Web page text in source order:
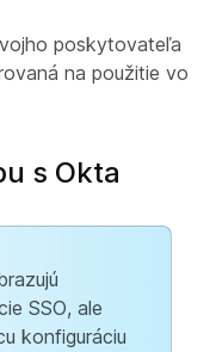
poskytovateľa
na použitie vo
s Okta
SSO, ale
konfiguráciu